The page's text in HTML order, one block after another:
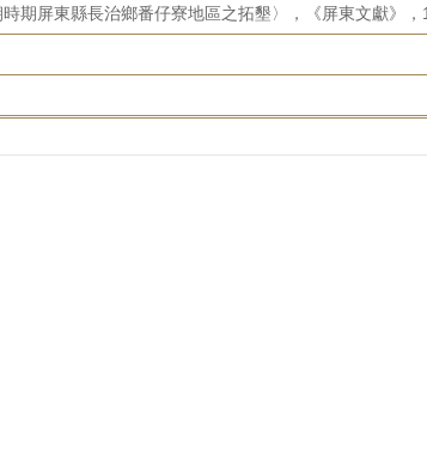
時期屏東縣長治鄉番仔寮地區之拓墾〉，《屏東文獻》